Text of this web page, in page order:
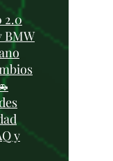
2.0
BMW
y